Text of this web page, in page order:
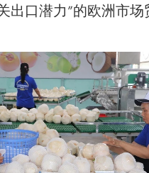
出口潜力”的欧洲市场